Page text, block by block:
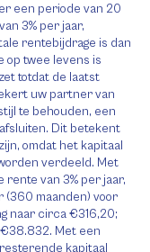
een periode van 20
3% per jaar,
rentebijdrage is dan
op twee levens is
totdat de laatst
uw partner van
te behouden, een
Dit betekent
omdat het kapitaal
verdeeld. Met
van 3% per jaar,
(360 maanden) voor
naar circa €316,20;
Met een
kapitaal